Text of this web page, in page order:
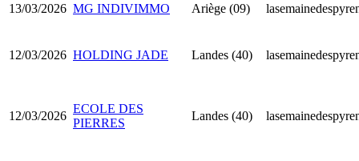
13/03/2026 MG INDIVIMMO Ariège (09)
12/03/2026 HOLDING JADE Landes (40)
12/03/2026
ECOLE DES
PIERRES
Landes (40)